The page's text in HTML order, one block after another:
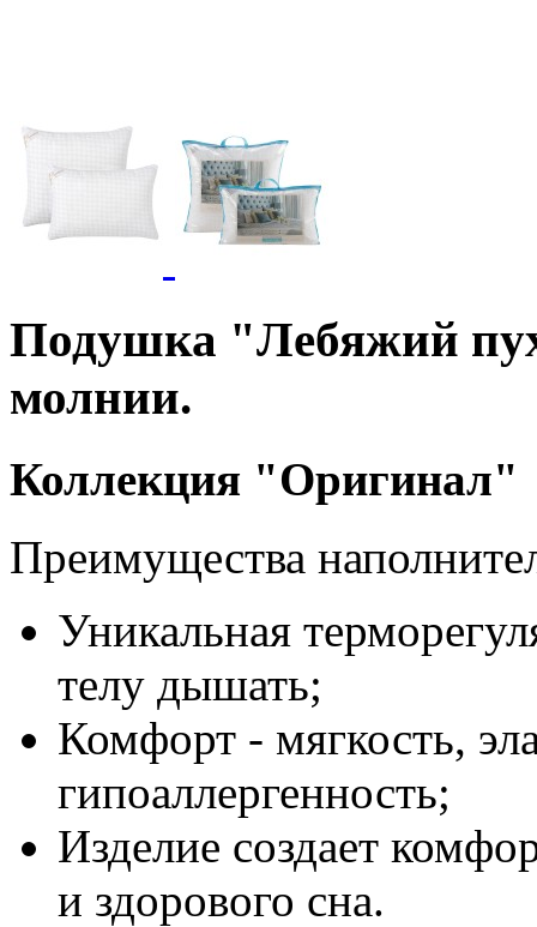
Подушка "Лебяжий
молнии.
Коллекция "Оригинал"
Преимущества
Уникальная
телу дышать;
Комфорт - мягкость,
гипоаллергенность;
Изделие создает
и здорового сна.